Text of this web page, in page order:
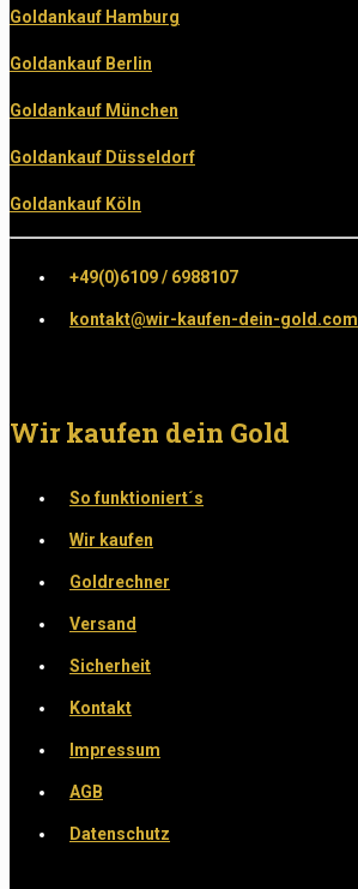
Goldankauf Hamburg
Goldankauf Berlin
Goldankauf München
Goldankauf Düsseldorf
Goldankauf Köln
+49(0)6109 / 6988107
kontakt@wir-kaufen-dein-gold.com
Wir kaufen dein Gold
So funktioniert´s
Wir kaufen
Goldrechner
Versand
Sicherheit
Kontakt
Impressum
AGB
Datenschutz